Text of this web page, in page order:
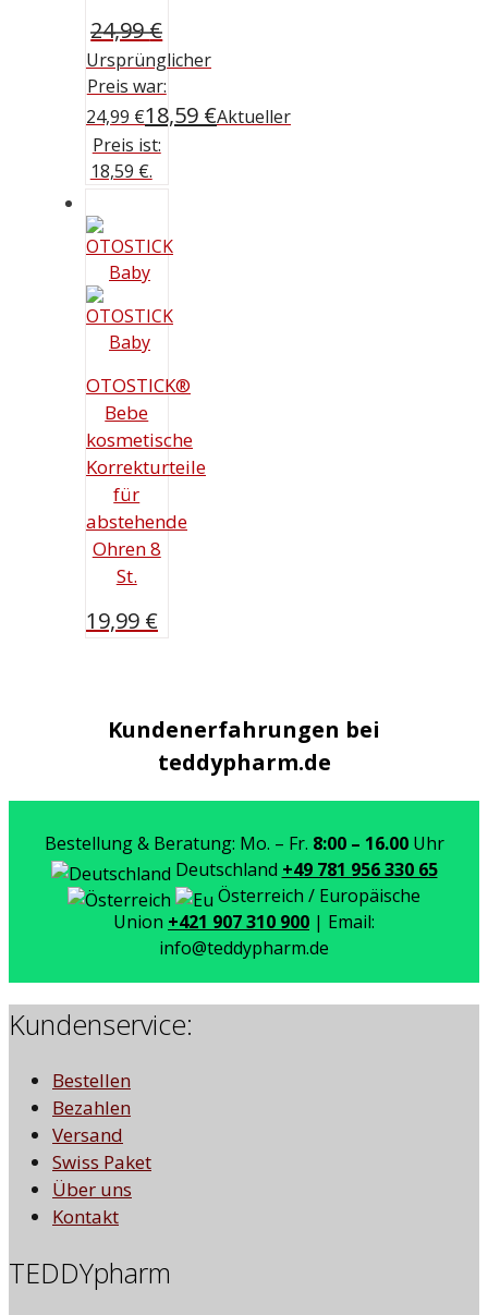
24,99€
Ursprünglicher
Preis war:
24,99 €18,59 €Aktueller
Preis ist:
18,59 €.
OTOSTICK®
Bebe
kosmetische
Korrekturteile
für
abstehende
Ohren 8
St.
19,99 €
Kundenerfahrungen bei
teddypharm.de
Bestellung & Beratung: Mo. – Fr. 8:00 – 16.00Uhr
Deutschland +49 781 956 330 65
Österreich / Europäische
Union +421 907 310 900 | Email:
info@teddypharm.de
Kundenservice:
Bestellen
Bezahlen
Versand
Swiss Paket
Über uns
Kontakt
TEDDYpharm